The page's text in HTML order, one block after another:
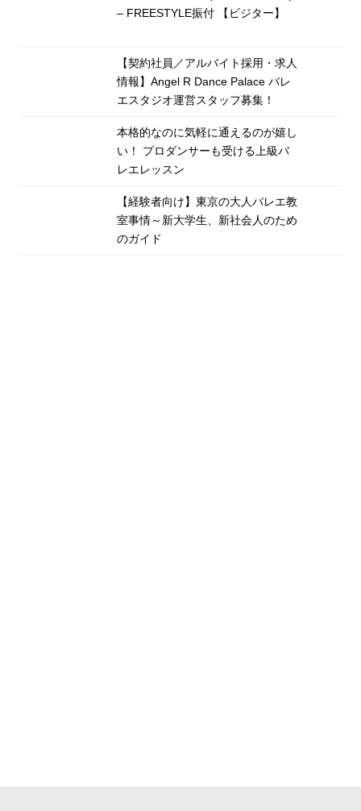
– FREESTYLE振付 【ビジター】
【契約社員／アルバイト採用・求人
情報】Angel R Dance Palace バレ
エスタジオ運営スタッフ募集！
本格的なのに気軽に通えるのが嬉し
い！ プロダンサーも受ける上級バ
レエレッスン
【経験者向け】東京の大人バレエ教
室事情～新大学生、新社会人のため
のガイド